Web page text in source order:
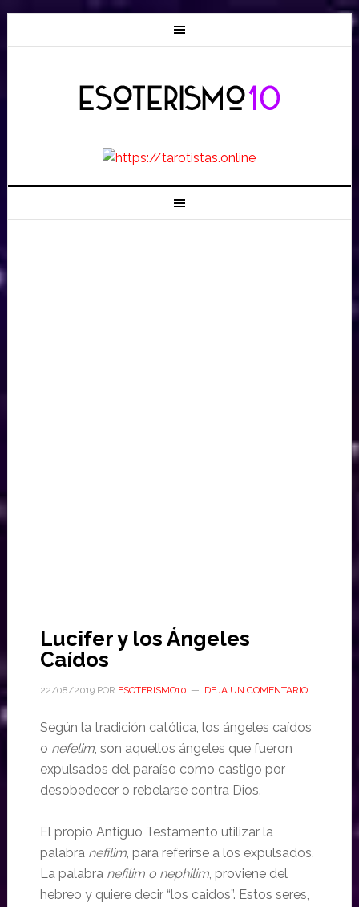
Lucifer y los Ángeles
Caídos
22/08/2019POR ESOTERISMO10 DEJA UN COMENTARIO
Según la tradición católica, los ángeles caídos
o nefelim, son aquellos ángeles que fueron
expulsados del paraíso como castigo por
desobedecer o rebelarse contra Dios.
El propio Antiguo Testamento utilizar la
palabra nefilim, para referirse a los expulsados.
La palabra nefilim o nephilim, proviene del
hebreo y quiere decir “los caidos”. Estos seres,